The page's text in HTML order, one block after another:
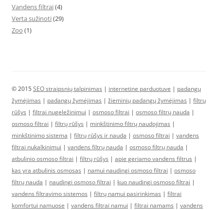
Vandens filtrai(4)
Verta sužinoti(29)
Zoo (1)
© 2015SEO straipsnių talpinimas | internetine parduotuve | padangų
žymėjimas | padangų žymėjimas | žieminių padangų žymėjimas | filtrų
rūšys | filtrai nugeležinimui | osmoso filtrai | osmoso filtrų nauda |
osmoso filtrai | filtrų rūšys | minkštinimo filtrų naudojimas |
minkštinimo sistema | filtrų rūšys ir nauda | osmoso filtrai | vandens
filtrai nukalkinimui | vandens filtrų nauda | osmoso filtrų nauda |
atbulinio osmoso filtrai | filtrų rūšys | apie geriamo vandens filtrus |
kas yra atbulinis osmosas | namui naudingi osmoso filtrai | osmoso
filtrų nauda | naudingi osmoso filtrai | kuo naudingi osmoso filtrai |
vandens filtravimo sistemos | filtrų namui pasirinkimas | filtrai
komfortui namuose | vandens filtrai namui | filtrai namams | vandens